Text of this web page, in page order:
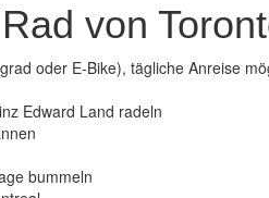
von
oder E-Bike), tägliche Anreise
Edward Land radeln
bummeln
– Mit dem Rad von Toronto nach